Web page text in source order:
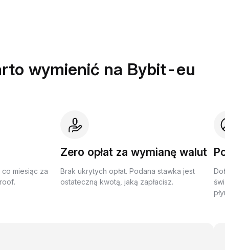
wymienić na Bybit-eu
miesiąc za
Zero opłat za wymianę walut
Brak ukrytych opłat. Podana stawka jest
ostateczną kwotą, jaką zapłacisz.